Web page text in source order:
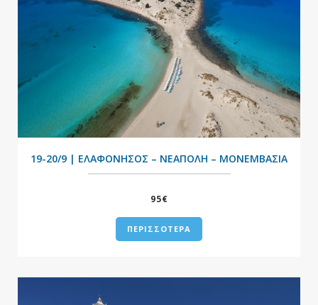
+
19-20/9 | ΕΛΑΦΟΝΗΣΟΣ – ΝΕΑΠΟΛΗ – ΜΟΝΕΜΒΑΣΙΑ
95€
ΠΕΡΙΣΣΟΤΕΡΑ